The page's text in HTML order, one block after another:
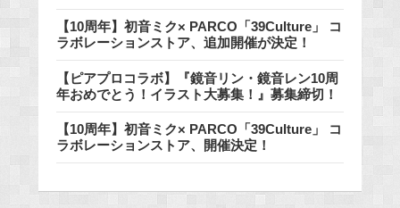
【10周年】初音ミク× PARCO「39Culture」 コ
ラボレーションストア、追加開催が決定！
【ピアプロコラボ】『鏡音リン・鏡音レン10周
年おめでとう！イラスト大募集！』募集締切！
【10周年】初音ミク× PARCO「39Culture」 コ
ラボレーションストア、開催決定！